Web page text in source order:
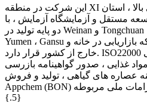
این شرکت در منطقه XI یک منطقه با تکنولوژی بالا ، استان
مستقل و آزمایشگاه آزمایش ، با
دو پایه تولید در Weinan و Tongchuan ، یک پایگاه تولید جدید در
Yumen ، Gansu در حال ساخت ، پوشش شبکه بازاریابی در خانه و
خارج از کشور قرار دارد. ISO22000 صدور گواهینامه سیستم ایمنی
مواد غذایی ، صدور گواهینامه بازرسی FDA ، کوشر ، حلال و سایر
عصاره های گیاهی ، تولید و فروش
Appchem (BON) مطابق با استانداردها و الزامات ملی مربوطه
{5.}